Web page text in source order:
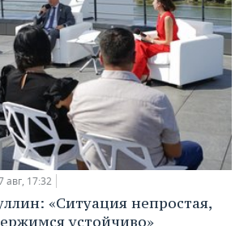
авг, 17:32
«Ситуация непростая,
устойчиво»